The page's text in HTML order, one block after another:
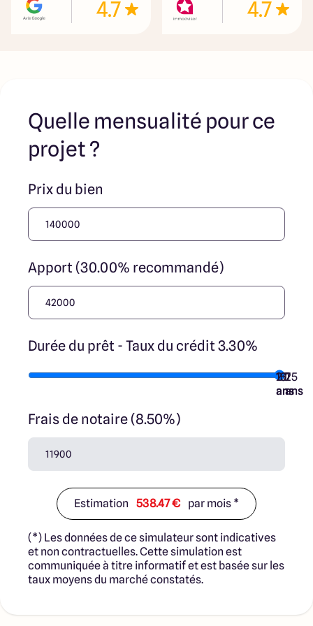
4.7 4.7
Quelle mensualité pour ce
projet ?
Prix du bien
Apport (30.00% recommandé)
Durée du prêt - Taux du crédit 3.30%
7
ans
10
ans
15
ans
20
ans
25
ans
Frais de notaire (8.50%)
Estimation 538.47 € par mois *
(*) Les données de ce simulateur sont indicatives
et non contractuelles. Cette simulation est
communiquée à titre informatif et est basée sur les
taux moyens du marché constatés.